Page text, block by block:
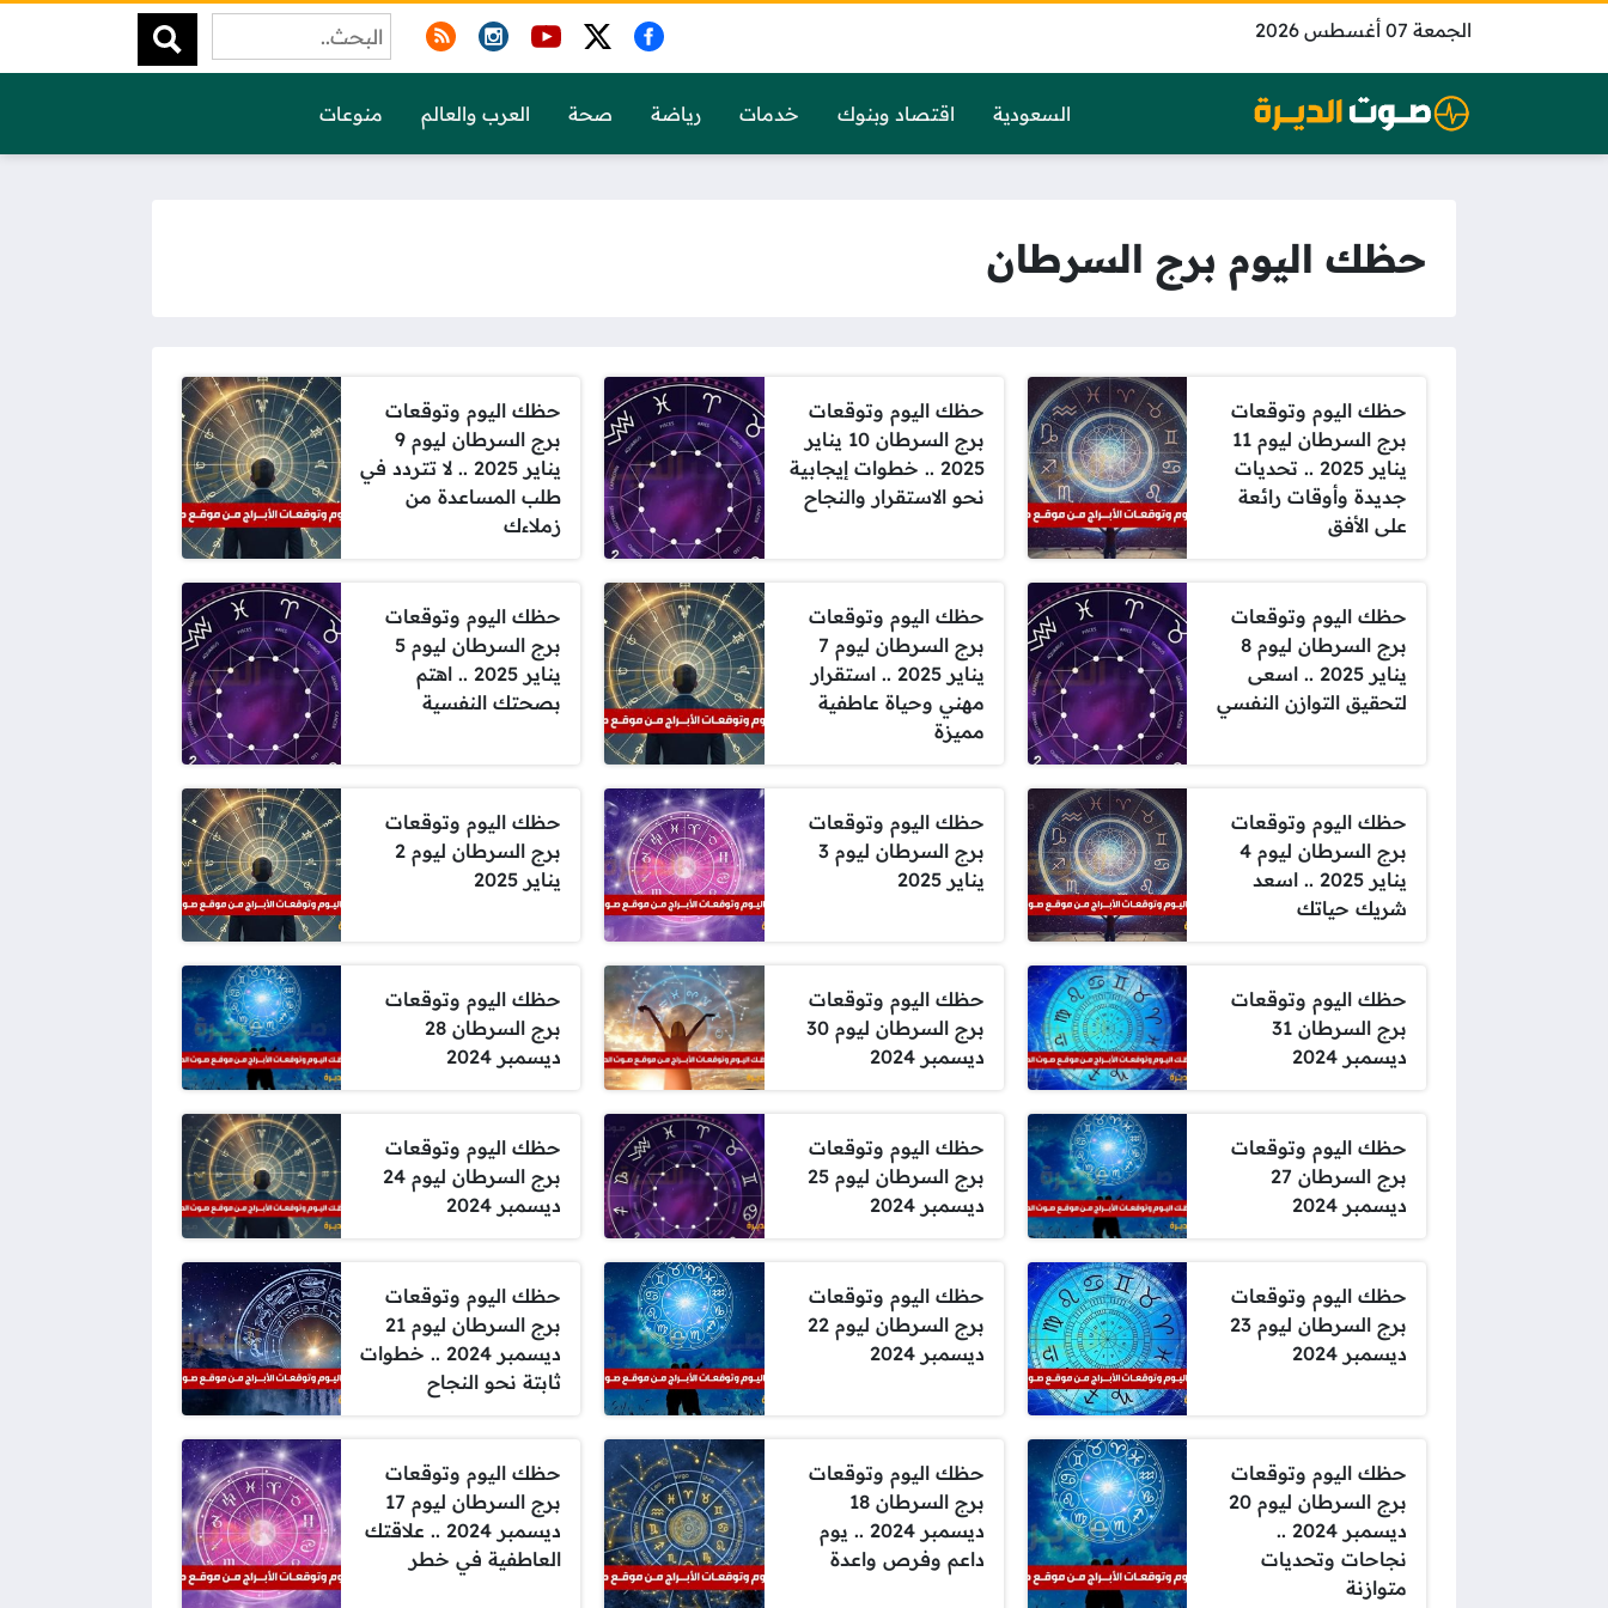
الجمعة 07 أغسطس 2026
السعودية اقتصاد وبنوك خدمات رياضة صحة العرب والعالم منوعات
حظك اليوم برج السرطان
حظك اليوم وتوقعات
برج السرطان ليوم 11
يناير 2025 .. تحديات
جديدة وأوقات رائعة
على الأفق
حظك اليوم وتوقعات
برج السرطان 10 يناير
2025 .. خطوات إيجابية
نحو الاستقرار والنجاح
حظك اليوم وتوقعات
برج السرطان ليوم 9
يناير 2025 .. لا تتردد في
طلب المساعدة من
زملاءك
حظك اليوم وتوقعات
برج السرطان ليوم 8
يناير 2025 .. اسعى
لتحقيق التوازن النفسي
حظك اليوم وتوقعات
برج السرطان ليوم 7
يناير 2025 .. استقرار
مهني وحياة عاطفية
مميزة
حظك اليوم وتوقعات
برج السرطان ليوم 5
يناير 2025 .. اهتم
بصحتك النفسية
حظك اليوم وتوقعات
برج السرطان ليوم 4
يناير 2025 .. اسعد
شريك حياتك
حظك اليوم وتوقعات
برج السرطان ليوم 3
يناير 2025
حظك اليوم وتوقعات
برج السرطان ليوم 2
يناير 2025
حظك اليوم وتوقعات
برج السرطان 31
ديسمبر 2024
حظك اليوم وتوقعات
برج السرطان ليوم 30
ديسمبر 2024
حظك اليوم وتوقعات
برج السرطان 28
ديسمبر 2024
حظك اليوم وتوقعات
برج السرطان 27
ديسمبر 2024
حظك اليوم وتوقعات
برج السرطان ليوم 25
ديسمبر 2024
حظك اليوم وتوقعات
برج السرطان ليوم 24
ديسمبر 2024
حظك اليوم وتوقعات
برج السرطان ليوم 23
ديسمبر 2024
حظك اليوم وتوقعات
برج السرطان ليوم 22
ديسمبر 2024
حظك اليوم وتوقعات
برج السرطان ليوم 21
ديسمبر 2024 .. خطوات
ثابتة نحو النجاح
حظك اليوم وتوقعات
برج السرطان ليوم 20
ديسمبر 2024 ..
نجاحات وتحديات
متوازنة
حظك اليوم وتوقعات
برج السرطان 18
ديسمبر 2024 .. يوم
داعم وفرص واعدة
حظك اليوم وتوقعات
برج السرطان ليوم 17
ديسمبر 2024 .. علاقتك
العاطفية في خطر